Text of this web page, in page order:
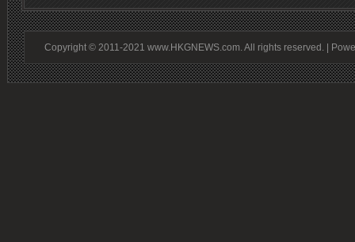
Copyright © 2011-2021 www.HKGNEWS.com. All rights reserved. |